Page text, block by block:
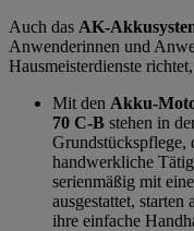
Auch das AK-
Anwenderinnen und
Hausmeisterdienste
Mit den Akku-
70 C-B stehen in
Grundstückspflege,
handwerkliche
serienmäßig mit
ausgestattet,
ihre einfache